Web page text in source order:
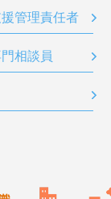
管理責任者
相談員